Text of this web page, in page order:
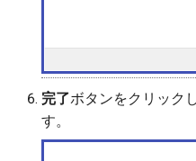
完了ボタンをクリック
す。